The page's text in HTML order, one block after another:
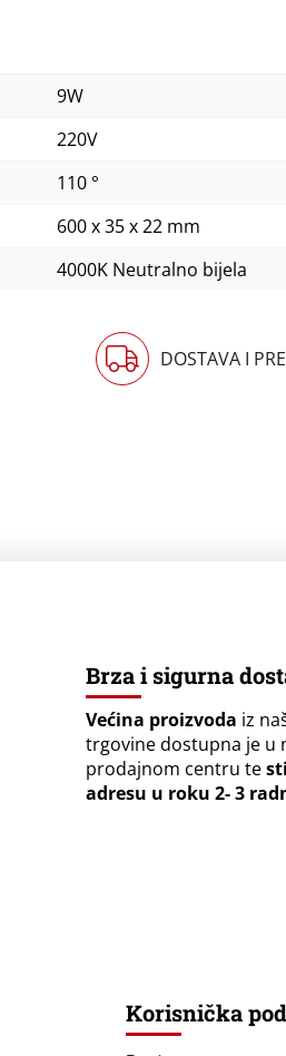
9W
220V
110 °
600 x 35 x 22 mm
4000K Neutralno bijela
DOSTAVA I
Brza i sigurna
Većina proizvoda iz
trgovine dostupna je u
prodajnom centru te
adresu u roku 2- 3
Korisnička